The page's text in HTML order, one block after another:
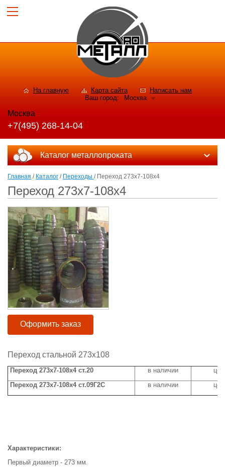
На главную Карта сайта
Написать нам
Ваш город:
Москва
Москва
+7(495) 268-14-04
Каталог металлопроката
Главная / Каталог / Переходы / Переход 273х7-108х4
Переход 273х7-108х4
Оформить заказ
Переход стальной 273х108
Переход 273х7-108х4 ст.20 в наличии
Переход 273х7-108х4 ст.09Г2С
в наличии
Характеристики:
Первый диаметр - 273 мм.